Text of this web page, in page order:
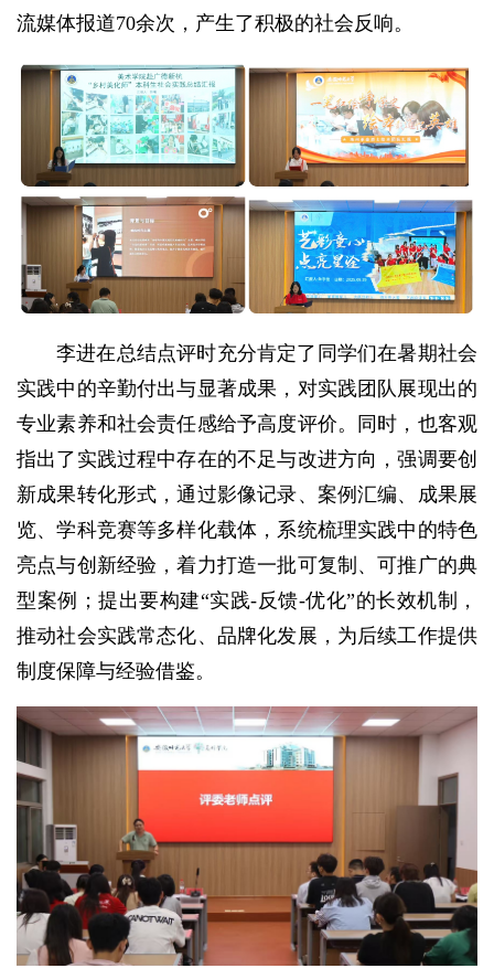
流媒体报道70余次，产生了积极的社会反响。
李进在总结点评时充分肯定了同学们在暑期社会
实践中的辛勤付出与显著成果，对实践团队展现出的
专业素养和社会责任感给予高度评价。同时，也客观
指出了实践过程中存在的不足与改进方向，强调要创
新成果转化形式，通过影像记录、案例汇编、成果展
览、学科竞赛等多样化载体，系统梳理实践中的特色
亮点与创新经验，着力打造一批可复制、可推广的典
型案例；提出要构建“实践-反馈-优化”的长效机制，
推动社会实践常态化、品牌化发展，为后续工作提供
制度保障与经验借鉴。